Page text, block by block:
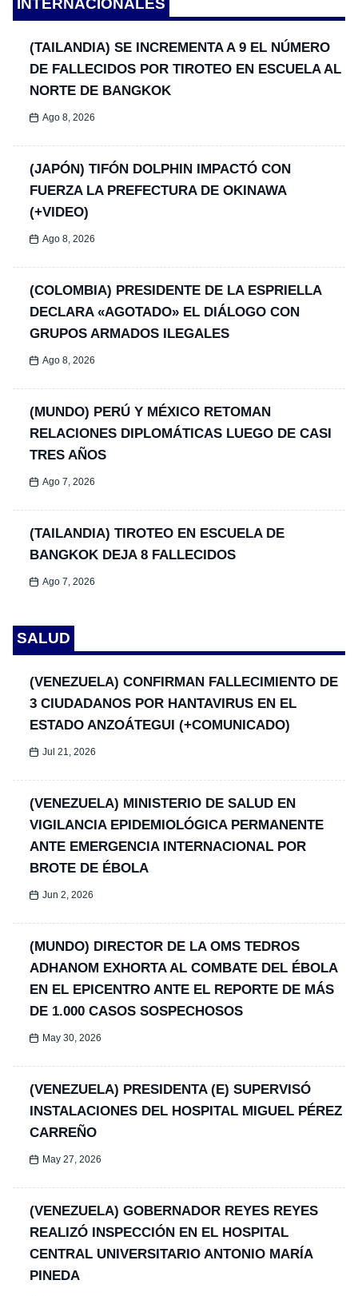
INTERNACIONALES
(TAILANDIA) SE INCREMENTA A 9 EL NÚMERO
DE FALLECIDOS POR TIROTEO EN ESCUELA AL
NORTE DE BANGKOK
Ago 8, 2026
(JAPÓN) TIFÓN DOLPHIN IMPACTÓ CON
FUERZA LA PREFECTURA DE OKINAWA
(+VIDEO)
Ago 8, 2026
(COLOMBIA) PRESIDENTE DE LA ESPRIELLA
DECLARA «AGOTADO» EL DIÁLOGO CON
GRUPOS ARMADOS ILEGALES
Ago 8, 2026
(MUNDO) PERÚ Y MÉXICO RETOMAN
RELACIONES DIPLOMÁTICAS LUEGO DE CASI
TRES AÑOS
Ago 7, 2026
(TAILANDIA) TIROTEO EN ESCUELA DE
BANGKOK DEJA 8 FALLECIDOS
Ago 7, 2026
SALUD
(VENEZUELA) CONFIRMAN FALLECIMIENTO DE
3 CIUDADANOS POR HANTAVIRUS EN EL
ESTADO ANZOÁTEGUI (+COMUNICADO)
Jul 21, 2026
(VENEZUELA) MINISTERIO DE SALUD EN
VIGILANCIA EPIDEMIOLÓGICA PERMANENTE
ANTE EMERGENCIA INTERNACIONAL POR
BROTE DE ÉBOLA
Jun 2, 2026
(MUNDO) DIRECTOR DE LA OMS TEDROS
ADHANOM EXHORTA AL COMBATE DEL ÉBOLA
EN EL EPICENTRO ANTE EL REPORTE DE MÁS
DE 1.000 CASOS SOSPECHOSOS
May 30, 2026
(VENEZUELA) PRESIDENTA (E) SUPERVISÓ
INSTALACIONES DEL HOSPITAL MIGUEL PÉREZ
CARREÑO
May 27, 2026
(VENEZUELA) GOBERNADOR REYES REYES
REALIZÓ INSPECCIÓN EN EL HOSPITAL
CENTRAL UNIVERSITARIO ANTONIO MARÍA
PINEDA